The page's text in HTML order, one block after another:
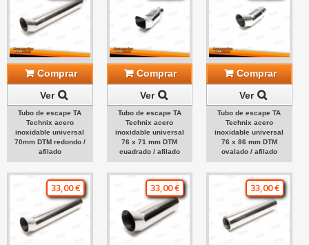
Comprar
Ver
Tubo de escape TA
Technix acero
inoxidable universal
70mm DTM redondo /
afilado
Comprar
Ver
Tubo de escape TA
Technix acero
inoxidable universal
76 x 71 mm DTM
cuadrado / afilado
Comprar
Ver
Tubo de escape TA
Technix acero
inoxidable universal
76 x 86 mm DTM
ovalado / afilado
33,00 € 33,00 € 33,00 €